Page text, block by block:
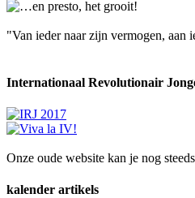
"Van ieder naar zijn vermogen, aan
Internationaal Revolutionair
Onze oude website kan je nog steeds
kalender artikels